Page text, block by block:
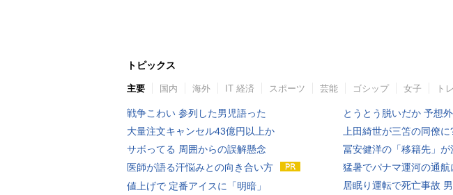
トピックス
主要 国内 海外 IT 経済 スポーツ 芸能 ゴシップ 女子 ト
戦争こわい 参列した男児語った
大量注文キャンセル43億円以上か
サボってる 周囲からの誤解懸念
医師が語る汗悩みとの向き合い方
値上げで 定番アイスに「明暗」
とうとう脱いだか 予想
上田綺世が三笘の同僚
冨安健洋の「移籍先」が
猛暑でパナマ運河の通航
居眠り運転で死亡事故